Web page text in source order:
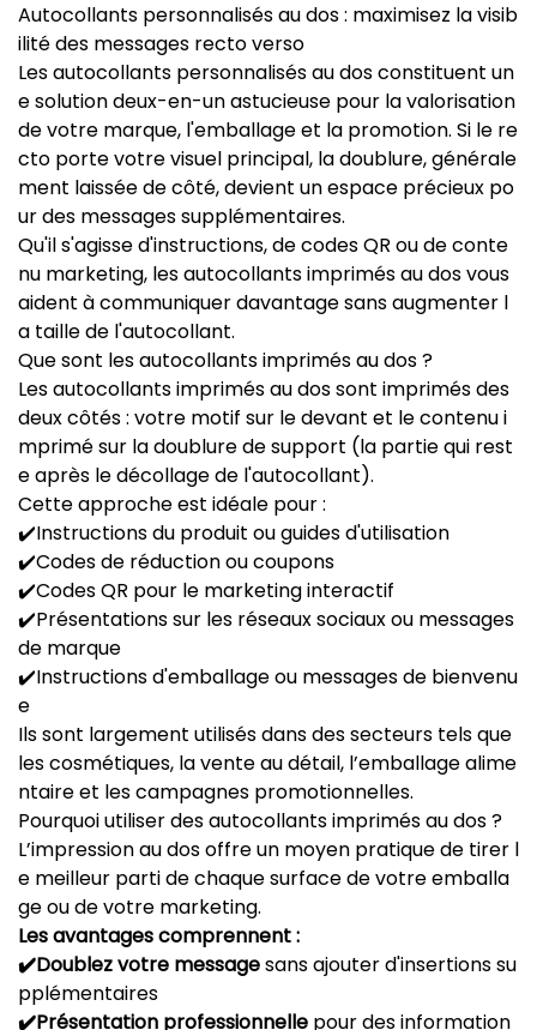
Autocollants personnalisés au dos : maximisez la visib
ilité des messages recto verso
Les autocollants personnalisés au dos constituent un
e solution deux-en-un astucieuse pour la valorisation
de votre marque, l'emballage et la promotion. Si le re
cto porte votre visuel principal, la doublure, générale
ment laissée de côté, devient un espace précieux po
ur des messages supplémentaires.
Qu'il s'agisse d'instructions, de codes QR ou de conte
nu marketing, les autocollants imprimés au dos vous
aident à communiquer davantage sans augmenter l
a taille de l'autocollant.
Que sont les autocollants imprimés au dos ?
Les autocollants imprimés au dos sont imprimés des
deux côtés : votre motif sur le devant et le contenu i
mprimé sur la doublure de support (la partie qui rest
e après le décollage de l'autocollant).
Cette approche est idéale pour :
✔️Instructions du produit ou guides d'utilisation
✔️Codes de réduction ou coupons
✔️Codes QR pour le marketing interactif
✔️Présentations sur les réseaux sociaux ou messages
de marque
✔️Instructions d'emballage ou messages de bienvenu
e
Ils sont largement utilisés dans des secteurs tels que
les cosmétiques, la vente au détail, l’emballage alime
ntaire et les campagnes promotionnelles.
Pourquoi utiliser des autocollants imprimés au dos ?
L’impression au dos offre un moyen pratique de tirer l
e meilleur parti de chaque surface de votre emballa
ge ou de votre marketing.
Les avantages comprennent :
✔️Doublez votre messagesans ajouter d'insertions su
pplémentaires
✔️Présentation professionnelle pour des information